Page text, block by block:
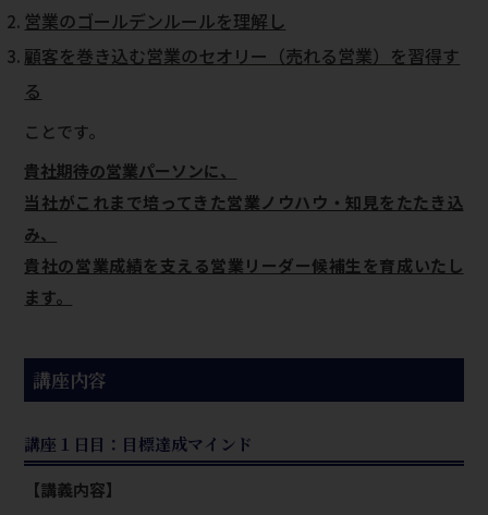
営業のゴールデンルールを理解し
顧客を巻き込む営業のセオリー（売れる営業）を習得す
る
ことです。
貴社期待の営業パーソンに、
当社がこれまで培ってきた営業ノウハウ・知見をたたき込
み、
貴社の営業成績を支える営業リーダー候補生を育成いたし
ます。
講座内容
講座１日目：目標達成マインド
【講義内容】